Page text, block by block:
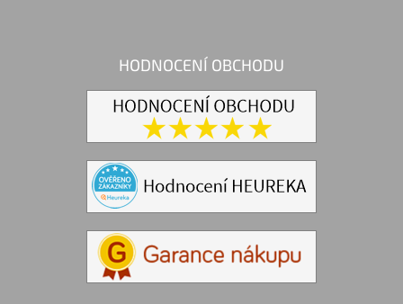
HODNOCENÍ OBCHODU